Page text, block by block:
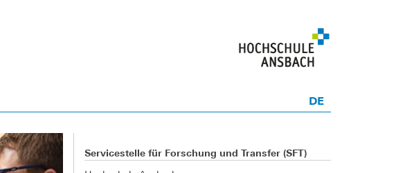
DE
Servicestelle für Forschung und Transfer (SFT)